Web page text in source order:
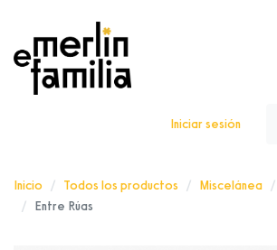
Iniciar sesión
Inicio Todos los productos Miscelánea
Entre Rúas